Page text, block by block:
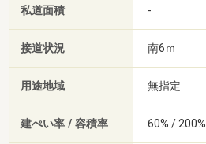
私道面積 -
接道状況 南6ｍ
用途地域 無指定
建ぺい率 / 容積率 60% / 200%